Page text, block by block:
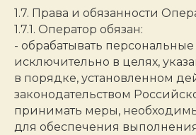
1.7. Права и обязанности
1.7.1. Оператор обязан:
- обрабатывать
исключительно в целях,
в порядке, установленном
законодательством
принимать меры,
для обеспечения